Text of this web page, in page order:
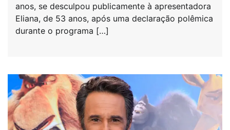
anos, se desculpou publicamente à apresentadora
Eliana, de 53 anos, após uma declaração polêmica
durante o programa […]